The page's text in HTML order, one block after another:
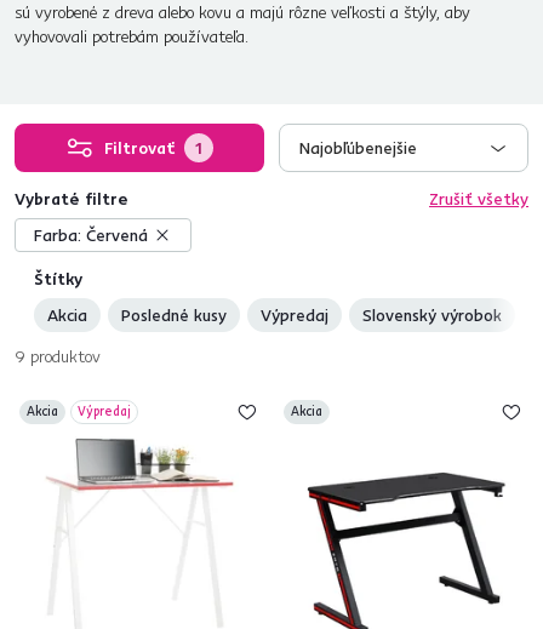
sú vyrobené z dreva alebo kovu a majú rôzne veľkosti a štýly, aby
vyhovovali potrebám používateľa.
Filtrovať 1 Najobľúbenejšie
Štítky
Akcia
Posledné kusy Výpredaj Slovenský výrobok
Vybraté filtre
Zrušiť všetky
Farba: Červená
9 produktov
Akcia Výpredaj Akcia